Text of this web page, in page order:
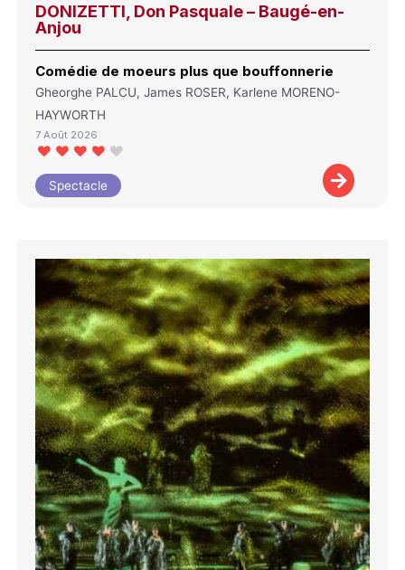
DONIZETTI, Don Pasquale – Baugé-en-
Anjou
Comédie de moeurs plus que bouffonnerie
Gheorghe PALCU, James ROSER, Karlene MORENO-
HAYWORTH
7 Août 2026
Spectacle